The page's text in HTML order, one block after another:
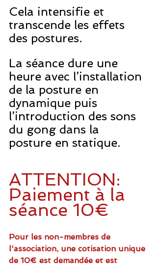
Cela intensifie et
transcende les effets
des postures.
La séance dure une
heure avec l’installation
de la posture en
dynamique puis
l’introduction des sons
du gong dans la
posture en statique.
ATTENTION:
Paiement à la
séance 10€
Pour les non-membres de
l'association, une cotisation unique
de 10€ est demandée et est